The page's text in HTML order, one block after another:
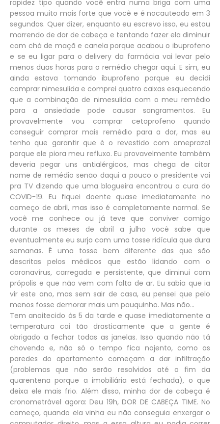
rapidez tipo quando você entra numa briga com uma
pessoa muito mais forte que você e é nocauteado em 3
segundos. Quer dizer, enquanto eu escrevo isso, eu estou
morrendo de dor de cabeça e tentando fazer ela diminuir
com chá de maçã e canela porque acabou o ibuprofeno
e se eu ligar para o delivery da farmácia vai levar pelo
menos duas horas para o remédio chegar aqui. E sim, eu
ainda estava tomando ibuprofeno porque eu decidi
comprar nimesulida e comprei quatro caixas esquecendo
que a combinação de nimesulida com o meu remédio
para a ansiedade pode causar sangramentos. Eu
provavelmente vou comprar cetoprofeno quando
conseguir comprar mais remédio para a dor, mas eu
tenho que garantir que é o revestido com omeprazol
porque ele piora meu refluxo. Eu provavelmente também
deveria pegar uns antialérgicos, mas chega de citar
nome de remédio senão daqui a pouco o presidente vai
pra TV dizendo que uma blogueira encontrou a cura do
COVID-19. Eu fiquei doente quase imediatamente no
começo de abril, mas isso é completamente normal. Se
você me conhece ou já teve que conviver comigo
durante os meses de abril a julho você sabe que
eventualmente eu surjo com uma tosse ridícula que dura
semanas. É uma tosse bem diferente das que são
descritas pelos médicos que estão lidando com o
coronavírus, carregada e persistente, que diminui com
própolis e que não vem com falta de ar. Eu sabia que ia
vir este ano, mas sem sair de casa, eu pensei que pelo
menos fosse demorar mais um pouquinho. Mas não...
Tem anoitecido às 5 da tarde e quase imediatamente a
temperatura cai tão drasticamente que a gente é
obrigado a fechar todas as janelas. Isso quando não tá
chovendo e, não só o tempo fica nojento, como as
paredes do apartamento começam a dar infiltração
(problemas que não serão resolvidos até o fim da
quarentena porque a imobiliária está fechada), o que
deixa ele mais frio. Além disso, minha dor de cabeça é
cronometrável agora: Deu 19h, DOR DE CABEÇA TIME. No
começo, quando ela vinha eu não conseguia enxergar o